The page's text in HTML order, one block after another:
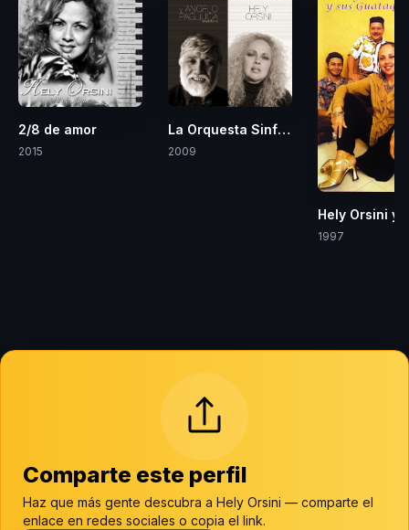
2/8 de amor
2015
La Orquesta Sinfónica de la Ópera
2009
Hely Orsini y
1997
Comparte este perfil
Haz que más gente descubra a Hely Orsini — comparte el
enlace en redes sociales o copia el link.